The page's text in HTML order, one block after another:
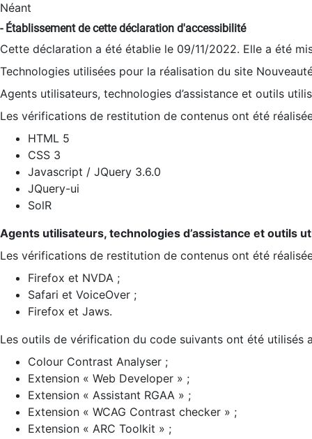
Néant
- Établissement de cette déclaration d'accessibilité
Cette déclaration a été établie le 09/11/2022. Elle a été
Technologies utilisées pour la réalisation du site
Agents utilisateurs, technologies d’assistance et outils
Les vérifications de restitution de contenus ont été
HTML 5
CSS 3
Javascript / JQuery 3.6.0
JQuery-ui
SolR
Agents utilisateurs, technologies d’assistance et outils
Les vérifications de restitution de contenus ont été
Firefox et NVDA ;
Safari et VoiceOver ;
Firefox et Jaws.
Les outils de vérification du code suivants ont été utilisés
Colour Contrast Analyser ;
Extension « Web Developer » ;
Extension « Assistant RGAA » ;
Extension « WCAG Contrast checker » ;
Extension « ARC Toolkit » ;